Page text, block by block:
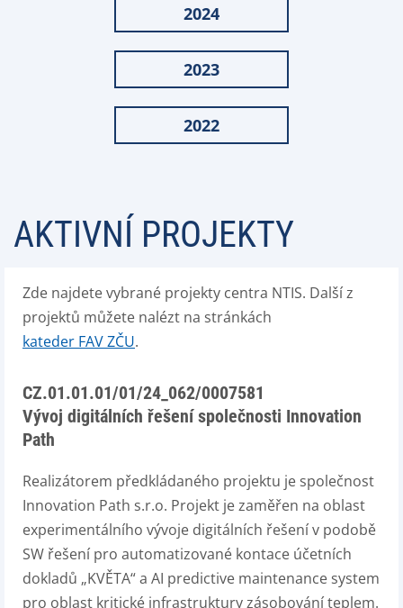
2024
2023
2022
AKTIVNÍ PROJEKTY
Zde najdete vybrané projekty centra NTIS. Další z
projektů můžete nalézt na stránkách
kateder FAV ZČU.
CZ.01.01.01/01/24_062/0007581
Vývoj digitálních řešení společnosti Innovation
Path
Realizátorem předkládaného projektu je společnost
Innovation Path s.r.o. Projekt je zaměřen na oblast
experimentálního vývoje digitálních řešení v podobě
SW řešení pro automatizované kontace účetních
dokladů „KVĚTA“ a AI predictive maintenance system
pro oblast kritické infrastruktury zásobování teplem.